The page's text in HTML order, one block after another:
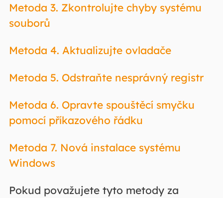
Metoda 3. Zkontrolujte chyby systému
souborů
Metoda 4. Aktualizujte ovladače
Metoda 5. Odstraňte nesprávný registr
Metoda 6. Opravte spouštěcí smyčku
pomocí příkazového řádku
Metoda 7. Nová instalace systému
Windows
Pokud považujete tyto metody za